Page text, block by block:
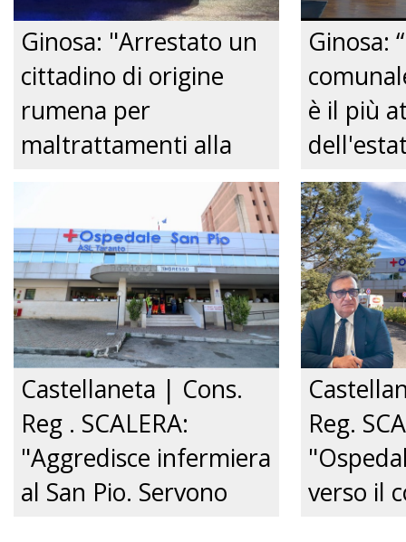
Ginosa: "Arrestato un
cittadino di origine
rumena per
maltrattamenti alla
convivente." Just tv
Ginosa:
è il più
centro
Just tv
Castellaneta | Cons.
Reg . SCALERA:
"Aggredisce infermiera
al San Pio. Servono
Reg.
verso il